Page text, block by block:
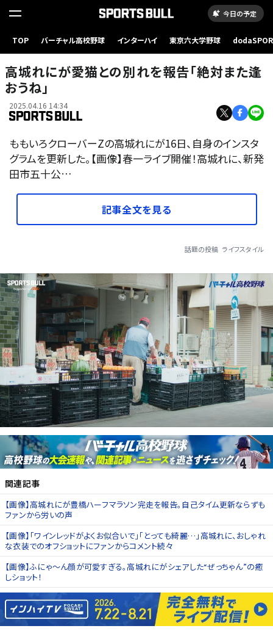
今日の予定
TOP バーチャル高校野球 インターハイ 東京六大学野球
高城れにが愛猫との別れを報告「絶対また逢
おうね」
2025.04.16 14:34
ももいろクローバーZの高城れにが16日、自身のインスタ
グラムを更新した。【画像】春一ライブ開催！高城れに、新発
田市五十公…
記事全文を見る
話題の投稿 ライフスタイル
関連記事
【画像】高城れにが豊橋ハーフマラソン完走を報告。自己タイム更新ならずも
ファンから労いの声
【画像】「ワインレッドがよくお似合いで」「とっても綺麗…」高城れに、おしゃれ
な衣装でのオフショットにファンからコメント続々
【画像】ふにゃ～ん顔が可愛すぎる。高城れにがシェアした“ぜっちゃん”の癒
しショット！